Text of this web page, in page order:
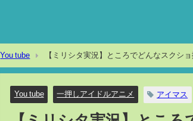
You tube 【ミリシタ実況】ところでどんなスクシ
You tube 一押しアイドルアニメ アイマス